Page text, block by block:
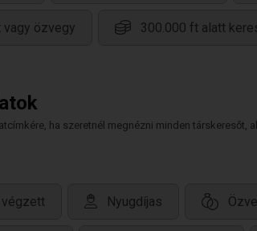
vagy özvegy 300.000 ft alatt
ha szeretnél megnézni minden társkeresőt,
Nyugdíjas